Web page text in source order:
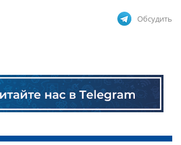
Обсудить